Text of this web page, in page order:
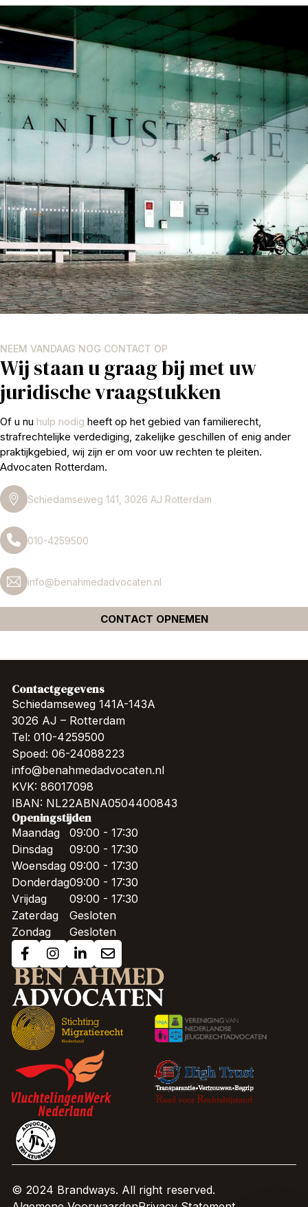
NEEM VANDAAG NOG CONTACT OP
Wij staan u graag bij met uw
juridische vraagstukken
Of u nu hulp nodig heeft op het gebied van familierecht,
strafrechtelijke verdediging, zakelijke geschillen of enig ander
praktijkgebied, wij zijn er om voor uw rechten te pleiten.
Advocaten Rotterdam.
Schiedamseweg 141, 3026 AJ Rotterdam
010-4259500
info@benahmedadvocaten.nl
CONTACT OPNEMEN
Contactgegevens
Schiedamseweg 141A-143A
3026 AJ – Rotterdam
Tel: 010-4259500
Spoed: 06-24088223
info@benahmedadvocaten.nl
KVK: 86017098
IBAN: NL22ABNA0504400843
Openingstijden
Maandag
Dinsdag
Woensdag
Donderdag
Vrijdag
Zaterdag
Zondag
09:00 - 17:30
09:00 - 17:30
09:00 - 17:30
09:00 - 17:30
09:00 - 17:30
Gesloten
Gesloten
© 2024 Brandways. All right reserved.